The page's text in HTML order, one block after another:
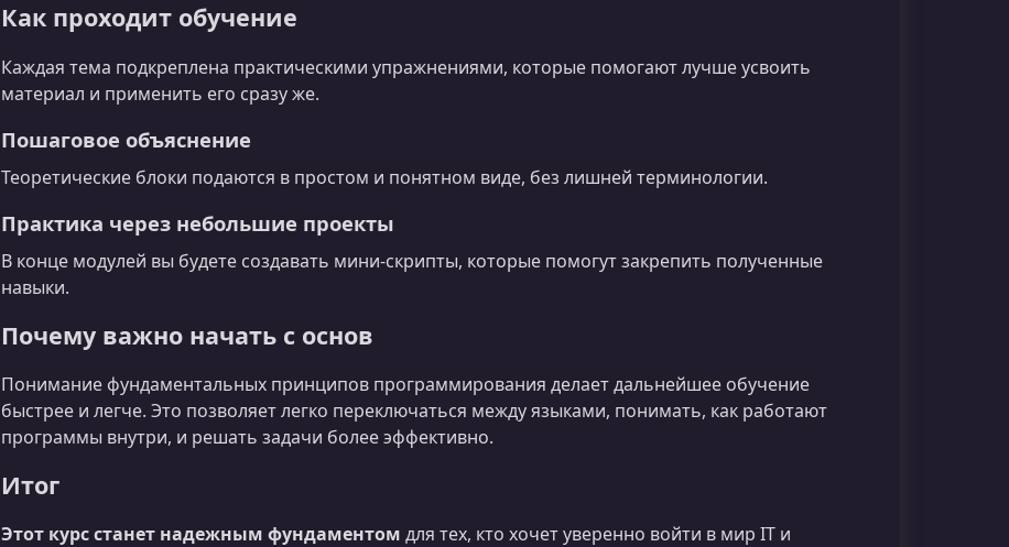
Как проходит обучение
Каждая тема подкреплена практическими упражнениями, которые помогают лучше усвоить
материал и применить его сразу же.
Пошаговое объяснение
Теоретические блоки подаются в простом и понятном виде, без лишней терминологии.
Практика через небольшие проекты
В конце модулей вы будете создавать мини‑скрипты, которые помогут закрепить полученные
навыки.
Почему важно начать с основ
Понимание фундаментальных принципов программирования делает дальнейшее обучение
быстрее и легче. Это позволяет легко переключаться между языками, понимать, как работают
программы внутри, и решать задачи более эффективно.
Итог
Этот курс станет надежным фундаментом для тех, кто хочет уверенно войти в мир IT и